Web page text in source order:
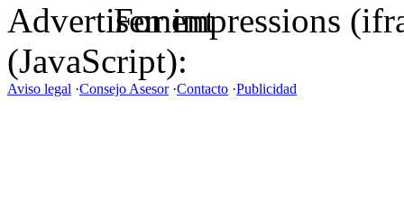
For impressions
(JavaScript):
Aviso legal ·Consejo Asesor·Contacto ·Publicidad